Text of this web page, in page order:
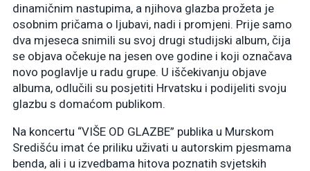
dinamičnim nastupima, a njihova glazba prožeta je
osobnim pričama o ljubavi, nadi i promjeni. Prije samo
dva mjeseca snimili su svoj drugi studijski album, čija
se objava očekuje na jesen ove godine i koji označava
novo poglavlje u radu grupe. U iščekivanju objave
albuma, odlučili su posjetiti Hrvatsku i podijeliti svoju
glazbu s domaćom publikom.
Na koncertu “VIŠE OD GLAZBE” publika u Murskom
Središću imat će priliku uživati u autorskim pjesmama
benda, ali i u izvedbama hitova poznatih svjetskih